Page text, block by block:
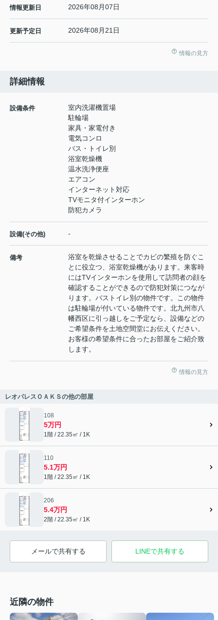
情報更新日 2026年08月07日
更新予定日 2026年08月21日
情報の見方
詳細情報
設備条件
室内洗濯機置場
駐輪場
家具・家電付き
電気コンロ
バス・トイレ別
浴室乾燥機
温水洗浄便座
エアコン
インターネット対応
TVモニタ付インターホン
防犯カメラ
設備(その他) -
備考
浴室を乾燥させることでカビの繁殖を防ぐこ
とに役立つ、浴室乾燥機があります。来客時
にはTVインターホンを使用して訪問者の顔を
確認することができるので防犯対策につなが
ります。バストイレ別の物件です。この物件
は駐輪場が付いている物件です。北九州市八
幡西区に引っ越しをご予定なら、設備などの
ご希望条件を土地空間堂にお伝えください。
お客様の希望条件に合ったお部屋をご紹介致
します。
情報の見方
レオパレスＯＡＫＳの他の部屋
108
5万円
1階 / 22.35㎡ / 1K
110
5.1万円
1階 / 22.35㎡ / 1K
206
5.4万円
2階 / 22.35㎡ / 1K
メールで共有する LINEで共有する
近隣の物件